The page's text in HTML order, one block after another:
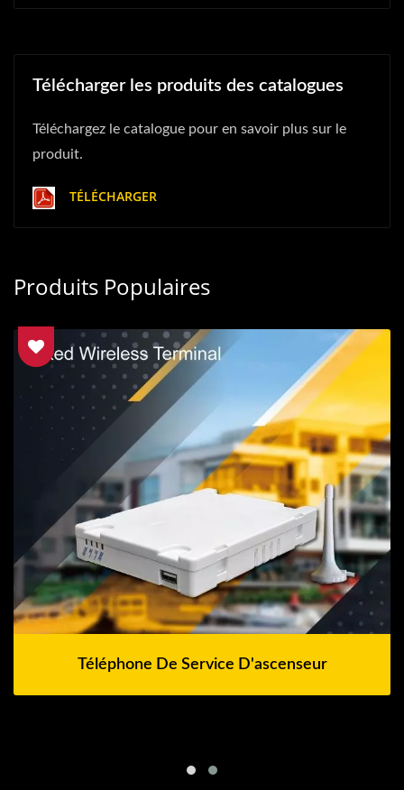
Télécharger les produits des catalogues
Téléchargez le catalogue pour en savoir plus sur le
produit.
TÉLÉCHARGER
Produits Populaires
Téléphone De Service D'ascenseur